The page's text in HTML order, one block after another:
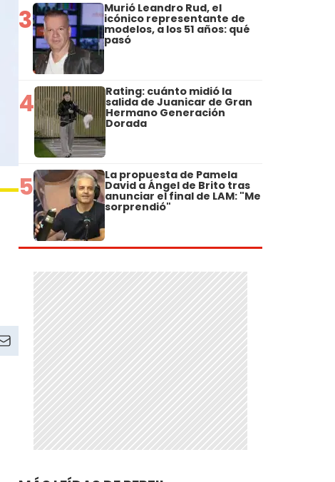
3 Murió Leandro Rud, el
icónico representante de
modelos, a los 51 años: qué
pasó
4 Rating: cuánto midió la
salida de Juanicar de Gran
Hermano Generación
Dorada
5 La propuesta de Pamela
David a Ángel de Brito tras
anunciar el final de LAM: "Me
sorprendió"